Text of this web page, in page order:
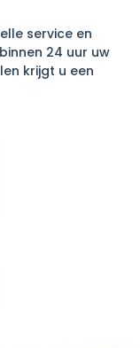
service en
24 uur uw
krijgt u een